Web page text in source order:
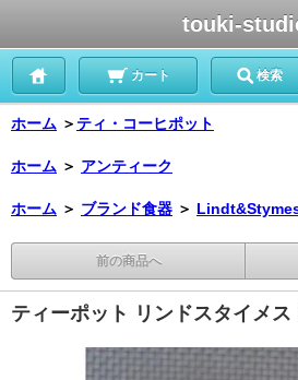
touki-
カート 検索
ホーム ＞ ティ・コーヒポット
ホーム ＞ アンティーク
ホーム ＞ ブランド食器 ＞
前の商品へ
ティーポット リンドスタイメス